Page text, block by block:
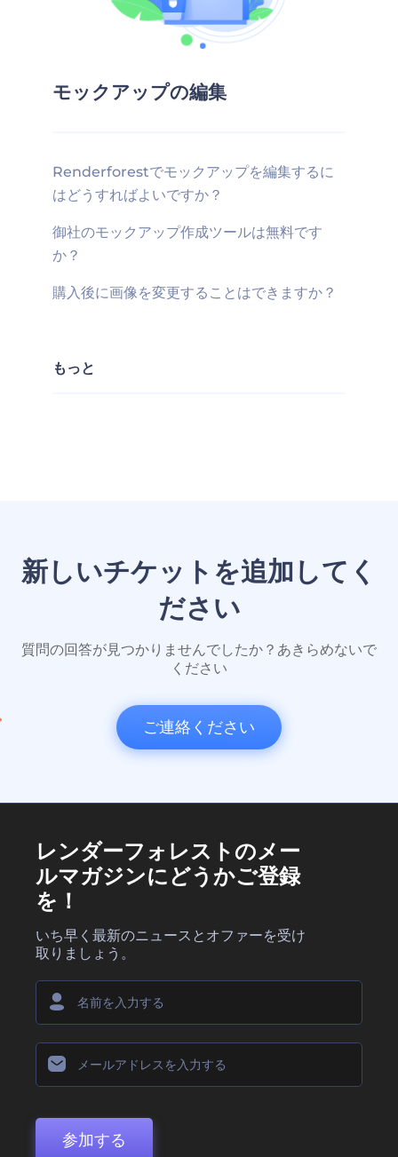
モックアップの編集
Renderforestでモックアップを編集するに
はどうすればよいですか？
御社のモックアップ作成ツールは無料です
か？
購入後に画像を変更することはできますか？
もっと
新しいチケットを追加してく
ださい
質問の回答が見つかりませんでしたか？あきらめないで
ください
ご連絡ください
レンダーフォレストのメー
ルマガジンにどうかご登録
を！
いち早く最新のニュースとオファーを受け
取りましょう。
参加する